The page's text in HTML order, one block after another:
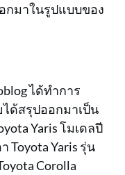
กมาในรูปแบบของ
ได้ทำการ
ด้สรุปออกมาเป็น
Yaris โมเดลปี
Toyota Yaris รุ่น
Corolla